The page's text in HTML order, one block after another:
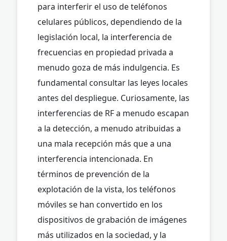
para interferir el uso de teléfonos
celulares públicos, dependiendo de la
legislación local, la interferencia de
frecuencias en propiedad privada a
menudo goza de más indulgencia. Es
fundamental consultar las leyes locales
antes del despliegue. Curiosamente, las
interferencias de RF a menudo escapan
a la detección, a menudo atribuidas a
una mala recepción más que a una
interferencia intencionada. En
términos de prevención de la
explotación de la vista, los teléfonos
móviles se han convertido en los
dispositivos de grabación de imágenes
más utilizados en la sociedad, y la